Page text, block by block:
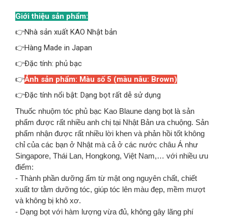
Giới thiệu sản phẩm:
👉Nhà sản xuất KAO Nhật bản
👉Hàng Made in Japan
👉Đặc tính: phủ bạc
👉Ảnh sản phẩm: Màu số 5 (màu nâu: Brown)
👉Đặc tính nổi bật: Dạng bọt rất dễ sử dụng
Thuốc nhuộm tóc phủ bạc Kao Blaune dạng bọt là sản
phẩm được rất nhiều anh chị tại Nhật Bản ưa chuộng. Sản
phẩm nhận được rất nhiều lời khen và phản hồi tốt không
chỉ của các bạn ở Nhật mà cả ở các nước châu Á như
Singapore, Thái Lan, Hongkong, Việt Nam,… với nhiều ưu
điểm:
- Thành phần dưỡng ẩm từ mật ong nguyên chất, chiết
xuất tơ tằm dưỡng tóc, giúp tóc lên màu đẹp, mềm mượt
và không bị khô xơ.
- Dạng bọt với hàm lượng vừa đủ, không gây lãng phí